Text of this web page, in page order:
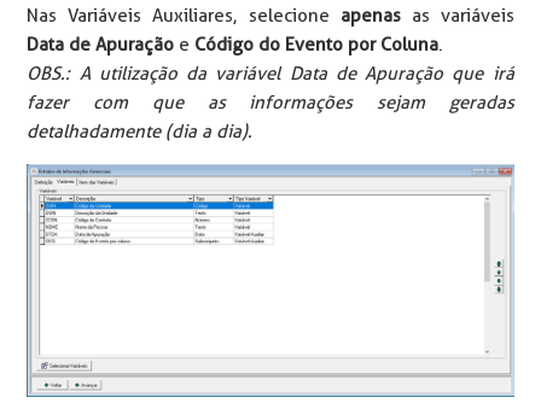
Nas Variáveis Auxiliares, selecione apenasas variáveis
Data de Apuração e Código do Evento por Coluna.
OBS.: A utilização da variável Data de Apuração que irá
fazer com que as informações sejam geradas
detalhadamente (dia a dia).